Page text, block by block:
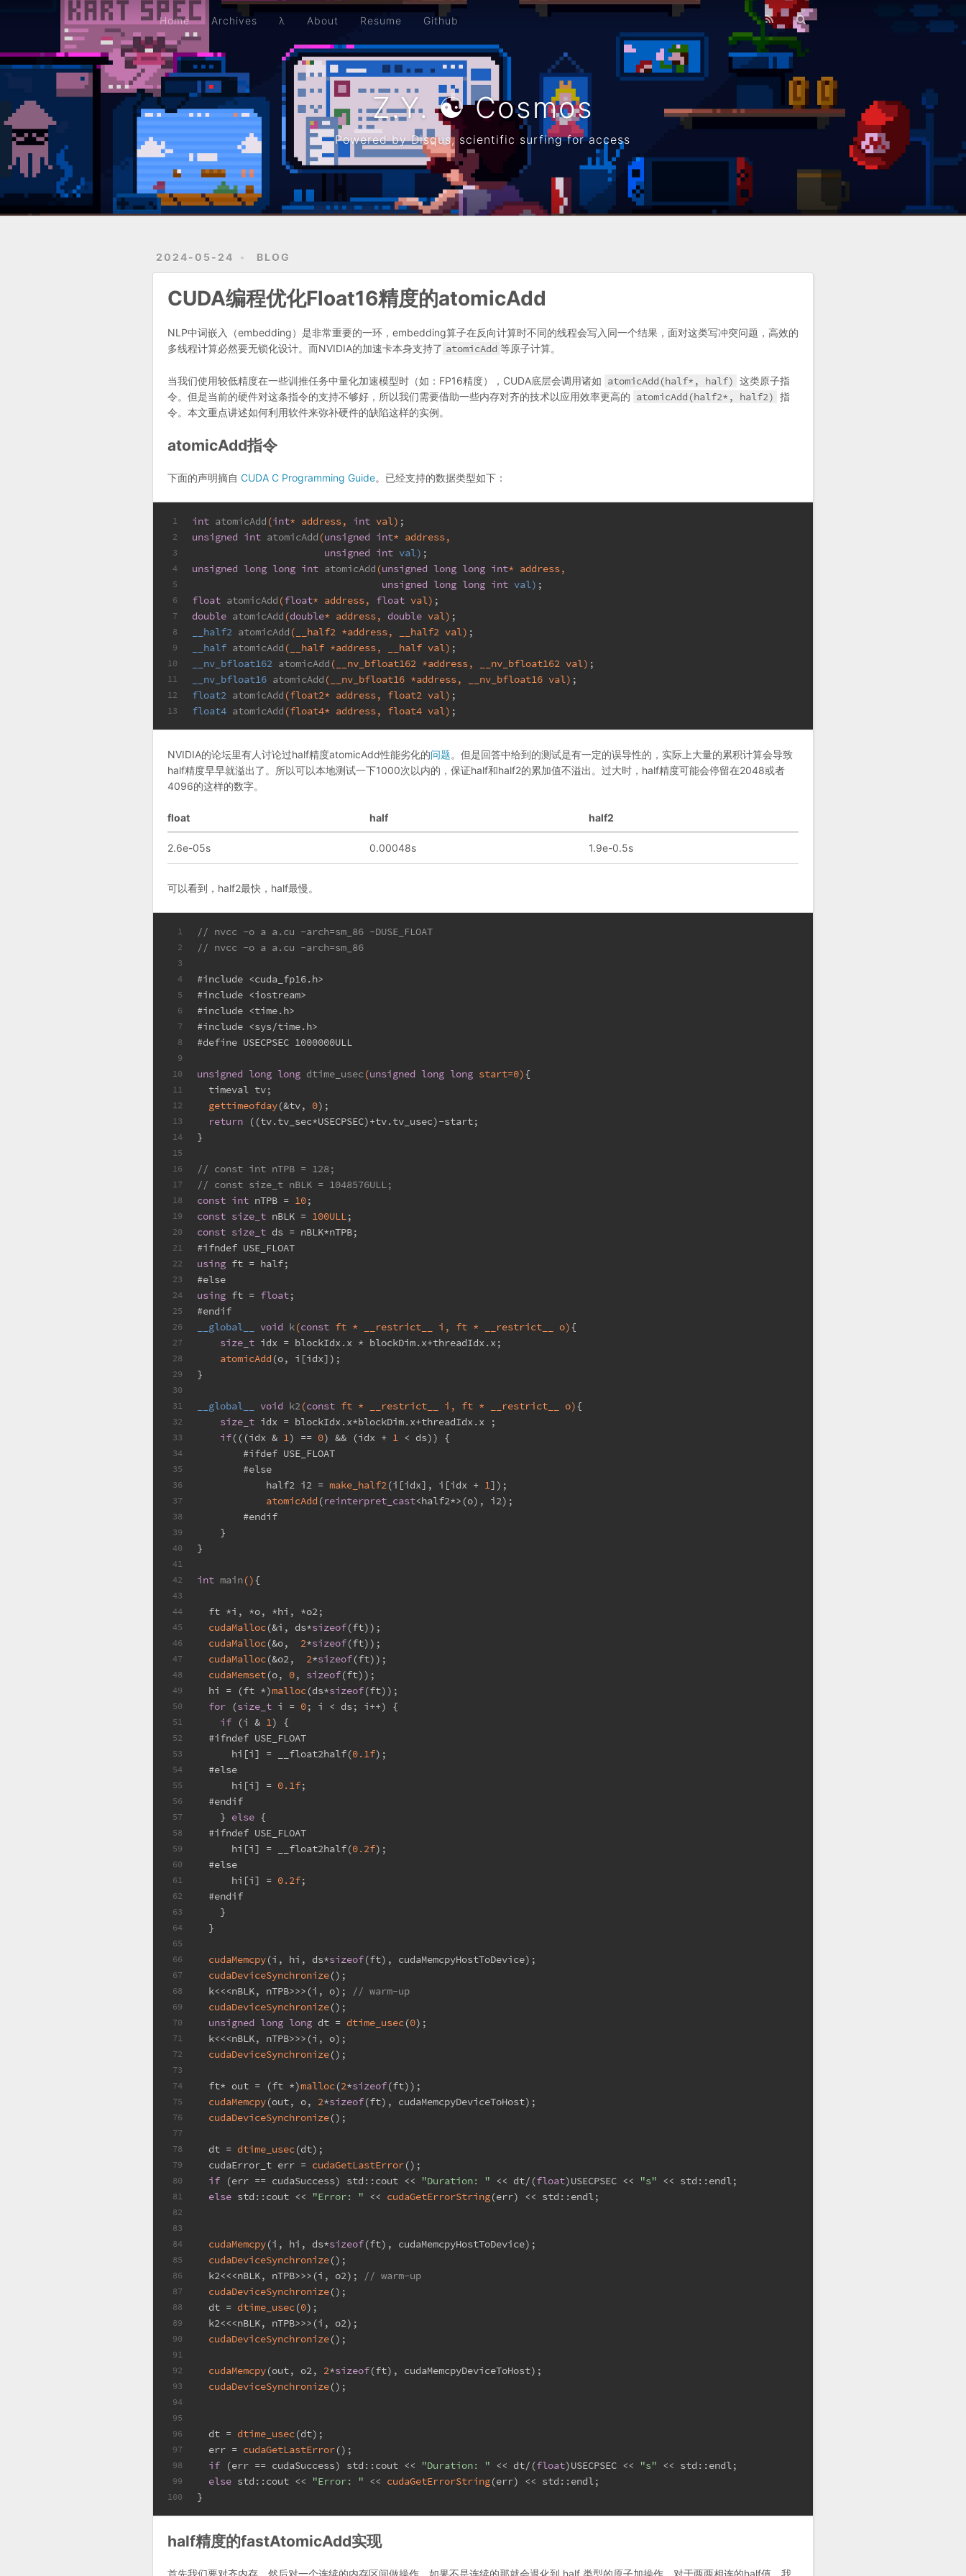
Z.Y. ☯ Cosmos
Powered by Disqus, scientific surfing for access
Home Archives λ About Resume Github
2024-05-24 BLOG
CUDA编程优化Float16精度的atomicAdd
NLP中词嵌入（embedding）是非常重要的一环，embedding算子在反向计算时不同的线程会写入同一个结果，面对这类写冲突问题，高效的
多线程计算必然要无锁化设计。而NVIDIA的加速卡本身支持了 atomicAdd 等原子计算。
当我们使用较低精度在一些训推任务中量化加速模型时（如：FP16精度），CUDA底层会调用诸如 atomicAdd(half*, half) 这类原子指
令。但是当前的硬件对这条指令的支持不够好，所以我们需要借助一些内存对齐的技术以应用效率更高的 atomicAdd(half2*, half2) 指
令。本文重点讲述如何利用软件来弥补硬件的缺陷这样的实例。
atomicAdd指令
下面的声明摘自 CUDA C Programming Guide。已经支持的数据类型如下：
1
2
3
4
5
6
7
8
9
10
11
12
13
int atomicAdd (int* address, int val) ;
unsigned int atomicAdd (unsigned int* address,
unsigned int val) ;
unsigned long long int atomicAdd (unsigned long long int* address,
unsigned long long int val) ;
float atomicAdd (float* address, float val) ;
double atomicAdd (double* address, double val) ;
__half2 atomicAdd (__half2 *address, __half2 val) ;
__half atomicAdd (__half *address, __half val) ;
__nv_bfloat162 atomicAdd (__nv_bfloat162 *address, __nv_bfloat162 val) ;
__nv_bfloat16 atomicAdd (__nv_bfloat16 *address, __nv_bfloat16 val) ;
float2 atomicAdd (float2* address, float2 val) ;
float4 atomicAdd (float4* address, float4 val) ;
NVIDIA的论坛里有人讨论过half精度atomicAdd性能劣化的问题。但是回答中给到的测试是有一定的误导性的，实际上大量的累积计算会导致
half精度早早就溢出了。所以可以本地测试一下1000次以内的，保证half和half2的累加值不溢出。过大时，half精度可能会停留在2048或者
4096的这样的数字。
float half half2
2.6e-05s 0.00048s 1.9e-0.5s
可以看到，half2最快，half最慢。
1
2
3
4
5
6
7
8
9
10
11
12
13
14
15
16
17
18
19
20
21
22
23
24
25
26
27
28
29
30
31
32
33
34
35
36
37
38
39
40
41
42
43
44
45
46
47
48
49
50
51
52
53
54
55
56
57
58
59
60
61
62
63
64
65
66
67
68
69
70
71
72
73
74
75
76
77
78
79
80
81
82
83
84
85
86
87
88
89
90
91
92
93
94
95
96
97
98
99
100
// nvcc -o a a.cu -arch=sm_86 -DUSE_FLOAT
// nvcc -o a a.cu -arch=sm_86
#include <cuda_fp16.h>
#include <iostream>
#include <time.h>
#include <sys/time.h>
#define USECPSEC 1000000ULL
unsigned long long dtime_usec(unsigned long long start=0){
  timeval tv;
gettimeofday(&tv, 0);
return ((tv.tv_sec*USECPSEC)+tv.tv_usec)-start;
}
// const int nTPB = 128;
// const size_t nBLK = 1048576ULL;
const int nTPB = 10;
const size_t nBLK = 100ULL;
const size_t ds = nBLK*nTPB;
#ifndef USE_FLOAT
using ft = half;
#else
using ft = float;
#endif
__global__ void k(const ft * __restrict__ i, ft * __restrict__ o){
size_t idx = blockIdx.x * blockDim.x+threadIdx.x;
atomicAdd (o, i[idx]);
}
__global__ void k2(const ft * __restrict__ i, ft * __restrict__ o){
size_t idx = blockIdx.x*blockDim.x+threadIdx.x ;
if(((idx & 1) == 0) && (idx + 1 < ds)) {
#ifdef USE_FLOAT
#else
            half2 i2 =
make_half2(i[idx], i[idx + 1]);
atomicAdd (reinterpret_cast<half2*>(o), i2);
#endif
    }
}
int main(){
  ft *i, *o, *hi, *o2;
cudaMalloc(&i, ds*sizeof(ft));
cudaMalloc(&o, 2*sizeof(ft));
cudaMalloc(&o2, 2*sizeof(ft));
cudaMemset(o, 0, sizeof(ft));
  hi = (ft *)
malloc(ds*sizeof(ft));
for (size_t i = 0; i < ds; i++) {
if (i & 1) {
#ifndef USE_FLOAT
      hi[i] = __float2half(
0.1f);
#else
      hi[i] =
0.1f;
#endif
    }
else {
#ifndef USE_FLOAT
      hi[i] = __float2half(
0.2f);
#else
      hi[i] =
0.2f;
#endif
    }
  }
cudaMemcpy(i, hi, ds*sizeof(ft), cudaMemcpyHostToDevice);
cudaDeviceSynchronize();
  k<<<nBLK, nTPB>>>(i, o);
// warm-up
cudaDeviceSynchronize();
unsigned long long dt = dtime_usec(0);
  k<<<nBLK, nTPB>>>(i, o);
cudaDeviceSynchronize();
  ft* out = (ft *)
malloc(2*sizeof(ft));
cudaMemcpy(out, o, 2*sizeof(ft), cudaMemcpyDeviceToHost);
cudaDeviceSynchronize();
  dt =
dtime_usec(dt);
  cudaError_t err =
cudaGetLastError();
if (err == cudaSuccess) std::cout << "Duration: " << dt/(float)USECPSEC << "s" << std::endl;
else std::cout << "Error: " << cudaGetErrorString(err) << std::endl;
cudaMemcpy(i, hi, ds*sizeof(ft), cudaMemcpyHostToDevice);
cudaDeviceSynchronize();
  k2<<<nBLK, nTPB>>>(i, o2);
// warm-up
cudaDeviceSynchronize();
  dt =
dtime_usec(0);
  k2<<<nBLK, nTPB>>>(i, o2);
cudaDeviceSynchronize();
cudaMemcpy(out, o2, 2*sizeof(ft), cudaMemcpyDeviceToHost);
cudaDeviceSynchronize();
  dt =
dtime_usec(dt);
  err =
cudaGetLastError();
if (err == cudaSuccess) std::cout << "Duration: " << dt/(float)USECPSEC << "s" << std::endl;
else std::cout << "Error: " << cudaGetErrorString(err) << std::endl;
}
half精度的fastAtomicAdd实现
λ About Resume Github